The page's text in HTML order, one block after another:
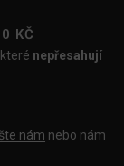
KČ
které nepřesahují
nám nebo nám